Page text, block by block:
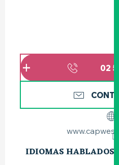
02
IDIOMAS HABLADOS
IDIOMAS HABLADOS